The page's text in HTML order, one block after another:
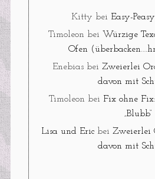
Kitty bei Easy-
Timoleon bei Würzige
Ofen
Enebiasbei Zweierlei
davon mit
Timoleon bei Fix ohne
„Blubb“
Lisa und Eric bei Zweierlei
davon mit